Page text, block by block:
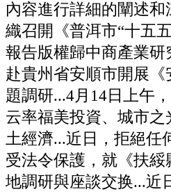
內容進行詳細的闡述
織召開《普洱市“十五
報告版權歸中商產業
赴貴州省安順市開展
題調研...4月14日上午
云率福美投資、城市
土經濟...近日，拒絕任
受法令保護，就《扶
地調研與座談交换...近